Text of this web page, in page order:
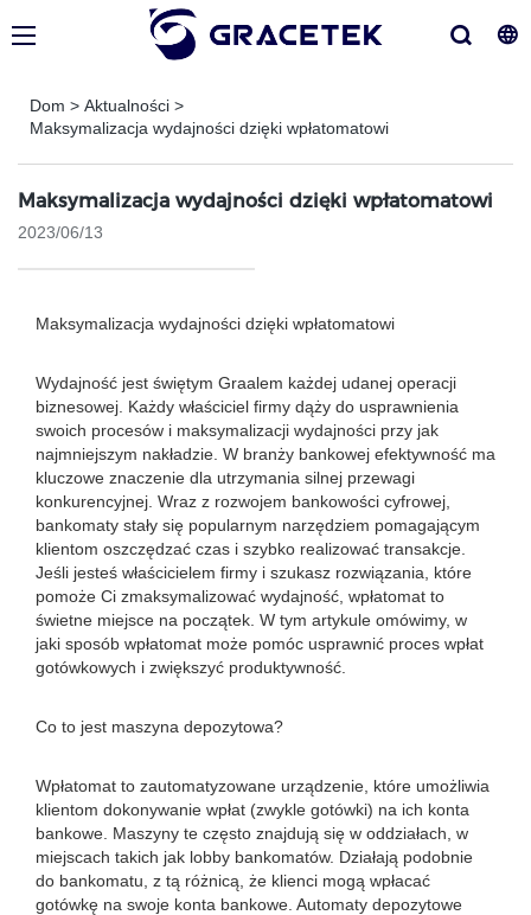
Dom > Aktualności >
Maksymalizacja wydajności dzięki wpłatomatowi
Maksymalizacja wydajności dzięki wpłatomatowi
2023/06/13
Maksymalizacja wydajności dzięki wpłatomatowi
Wydajność jest świętym Graalem każdej udanej operacji
biznesowej. Każdy właściciel firmy dąży do usprawnienia
swoich procesów i maksymalizacji wydajności przy jak
najmniejszym nakładzie. W branży bankowej efektywność ma
kluczowe znaczenie dla utrzymania silnej przewagi
konkurencyjnej. Wraz z rozwojem bankowości cyfrowej,
bankomaty stały się popularnym narzędziem pomagającym
klientom oszczędzać czas i szybko realizować transakcje.
Jeśli jesteś właścicielem firmy i szukasz rozwiązania, które
pomoże Ci zmaksymalizować wydajność, wpłatomat to
świetne miejsce na początek. W tym artykule omówimy, w
jaki sposób wpłatomat może pomóc usprawnić proces wpłat
gotówkowych i zwiększyć produktywność.
Co to jest maszyna depozytowa?
Wpłatomat to zautomatyzowane urządzenie, które umożliwia
klientom dokonywanie wpłat (zwykle gotówki) na ich konta
bankowe. Maszyny te często znajdują się w oddziałach, w
miejscach takich jak lobby bankomatów. Działają podobnie
do bankomatu, z tą różnicą, że klienci mogą wpłacać
gotówkę na swoje konta bankowe. Automaty depozytowe